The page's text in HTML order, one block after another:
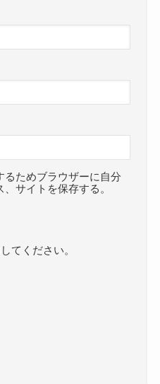
るためブラウザーに自分
サイトを保存する。
てください。